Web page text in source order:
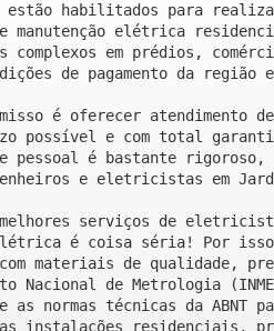
estão habilitados para
manutenção elétrica
complexos em prédios,
de pagamento da região
é oferecer
possível e com total
pessoal é bastante rigoroso,
e eletricistas em
serviços de
é coisa séria! Por isso,
materiais de qualidade,
Nacional de Metrologia
as normas técnicas da
instalações residenciais,